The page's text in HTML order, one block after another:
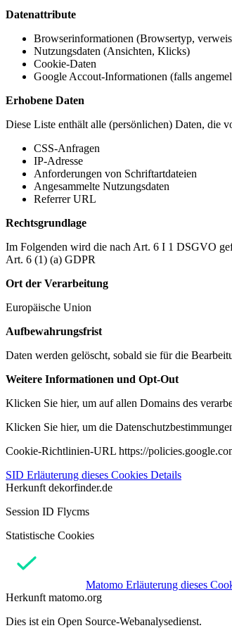
Datenattribute
Browserinformationen (Browsertyp,
Nutzungsdaten (Ansichten, Klicks)
Cookie-Daten
Google Accout-Informationen (falls
Erhobene Daten
Diese Liste enthält alle (persönlichen) Daten, die
CSS-Anfragen
IP-Adresse
Anforderungen von Schriftartdateien
Angesammelte Nutzungsdaten
Referrer URL
Rechtsgrundlage
Im Folgenden wird die nach Art. 6 I 1 DSGVO
Art. 6 (1) (a) GDPR
Ort der Verarbeitung
Europäische Union
Aufbewahrungsfrist
Daten werden gelöscht, sobald sie für die
Weitere Informationen und Opt-Out
Klicken Sie hier, um auf allen Domains des
Klicken Sie hier, um die
Cookie-Richtlinien-URL https://
SID Erläuterung dieses Cookies Details
Herkunft dekorfinder.de
Session ID Flycms
Statistische Cookies
Matomo Erläuterung dieses
Herkunft matomo.org
Dies ist ein Open Source-Webanalysedienst.